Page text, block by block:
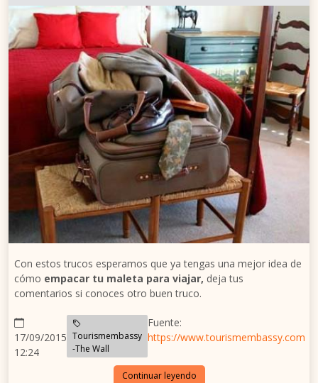
Con estos trucos esperamos que ya tengas una mejor idea de
cómo empacar tu maleta para viajar, deja tus
comentarios si conoces otro buen truco.
17/09/2015
12:24
Tourismembassy
-The Wall
Fuente:
https://www.tourismembassy.com
Continuar leyendo